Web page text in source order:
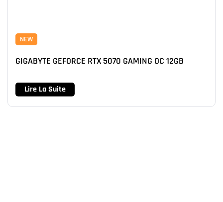
NEW
GIGABYTE GEFORCE RTX 5070 GAMING OC 12GB
Lire La Suite